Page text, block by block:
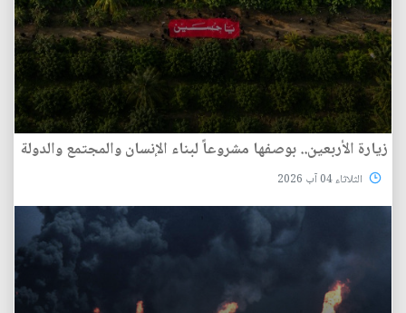
زيارة الأربعين.. بوصفها مشروعاً لبناء الإنسان والمجتمع والدولة
الثلاثاء 04 آب 2026